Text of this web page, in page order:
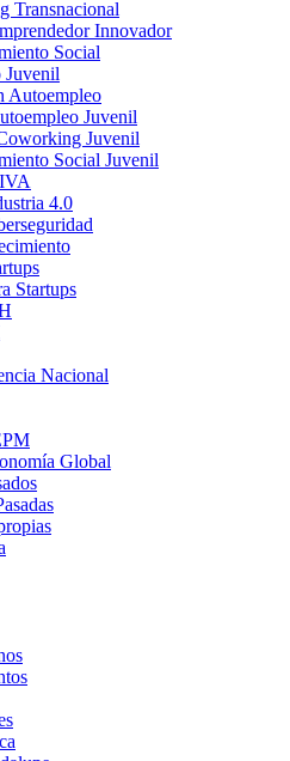
Transnacional
Innovador
Social
Juvenil
Autoempleo
Juvenil
Juvenil
Social Juvenil
4.0
Startups
Nacional
Global